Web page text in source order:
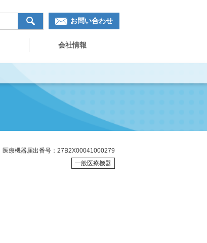
会社情報
お問い合わせ
医療機器届出番号：27B2X00041000279
一般医療機器